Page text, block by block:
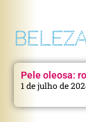
Pele oleosa:
1 de julho de